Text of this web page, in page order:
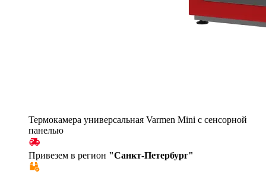
Термокамера универсальная Varmen Mini с сенсорной
панелью
Привезем в регион "Санкт-Петербург"